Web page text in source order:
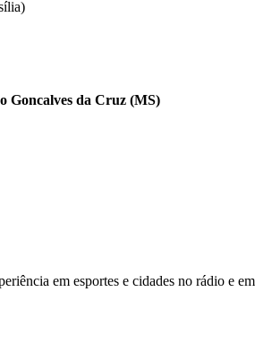
Goncalves da Cruz (MS)
em esportes e cidades no rádio e